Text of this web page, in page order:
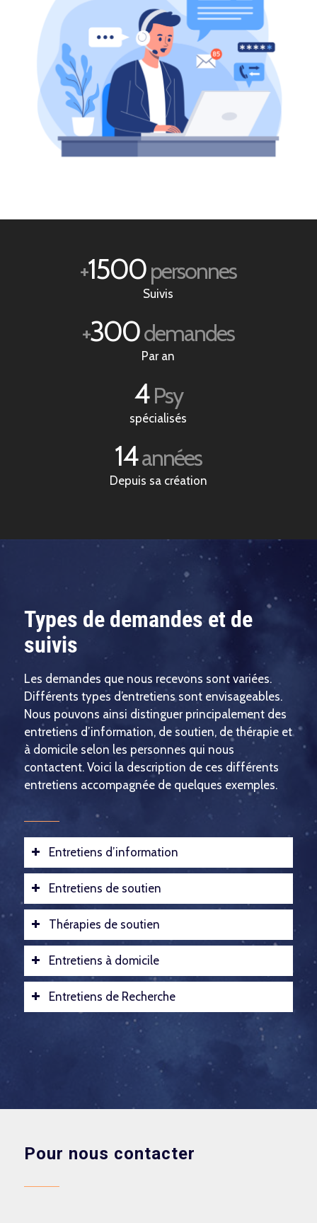
+1500personnes
Suivis
+300demandes
Par an
4Psy
spécialisés
14années
Depuis sa création
Types de demandes et de
suivis
Les demandes que nous recevons sont variées.
Différents types d’entretiens sont envisageables.
Nous pouvons ainsi distinguer principalement des
entretiens d’information, de soutien, de thérapie et
à domicile selon les personnes qui nous
contactent. Voici la description de ces différents
entretiens accompagnée de quelques exemples.
Entretiens d’information
Entretiens de soutien
Thérapies de soutien
Entretiens à domicile
Entretiens de Recherche
Pour nous contacter